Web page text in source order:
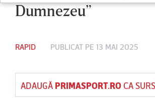
Dumnezeu”
RAPID PUBLICAT PE 13 MAI 2025
ADAUGĂ PRIMASPORT.ROCA